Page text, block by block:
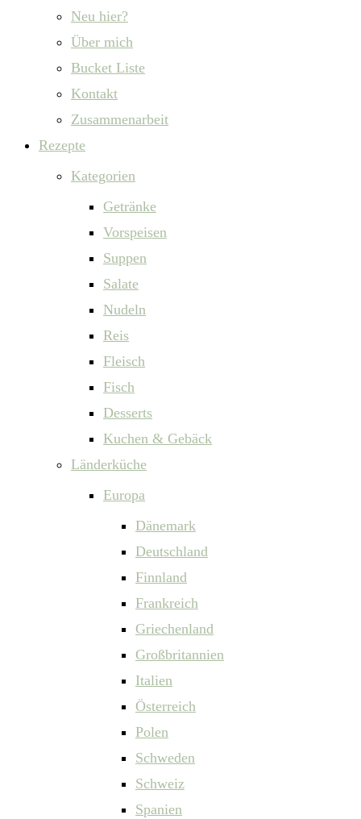
Neu hier?
Über mich
Bucket Liste
Kontakt
Zusammenarbeit
Rezepte
Kategorien
Getränke
Vorspeisen
Suppen
Salate
Nudeln
Reis
Fleisch
Fisch
Desserts
Kuchen & Gebäck
Länderküche
Europa
Dänemark
Deutschland
Finnland
Frankreich
Griechenland
Großbritannien
Italien
Österreich
Polen
Schweden
Schweiz
Spanien